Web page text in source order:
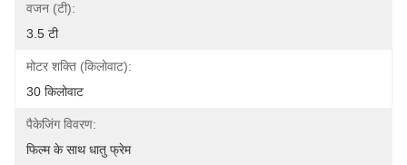
वजन (टी):
3.5 टी
मोटर शक्ति (किलोवाट):
30 किलोवाट
पैकेजिंग विवरण:
फिल्म के साथ धातु फ्रेम